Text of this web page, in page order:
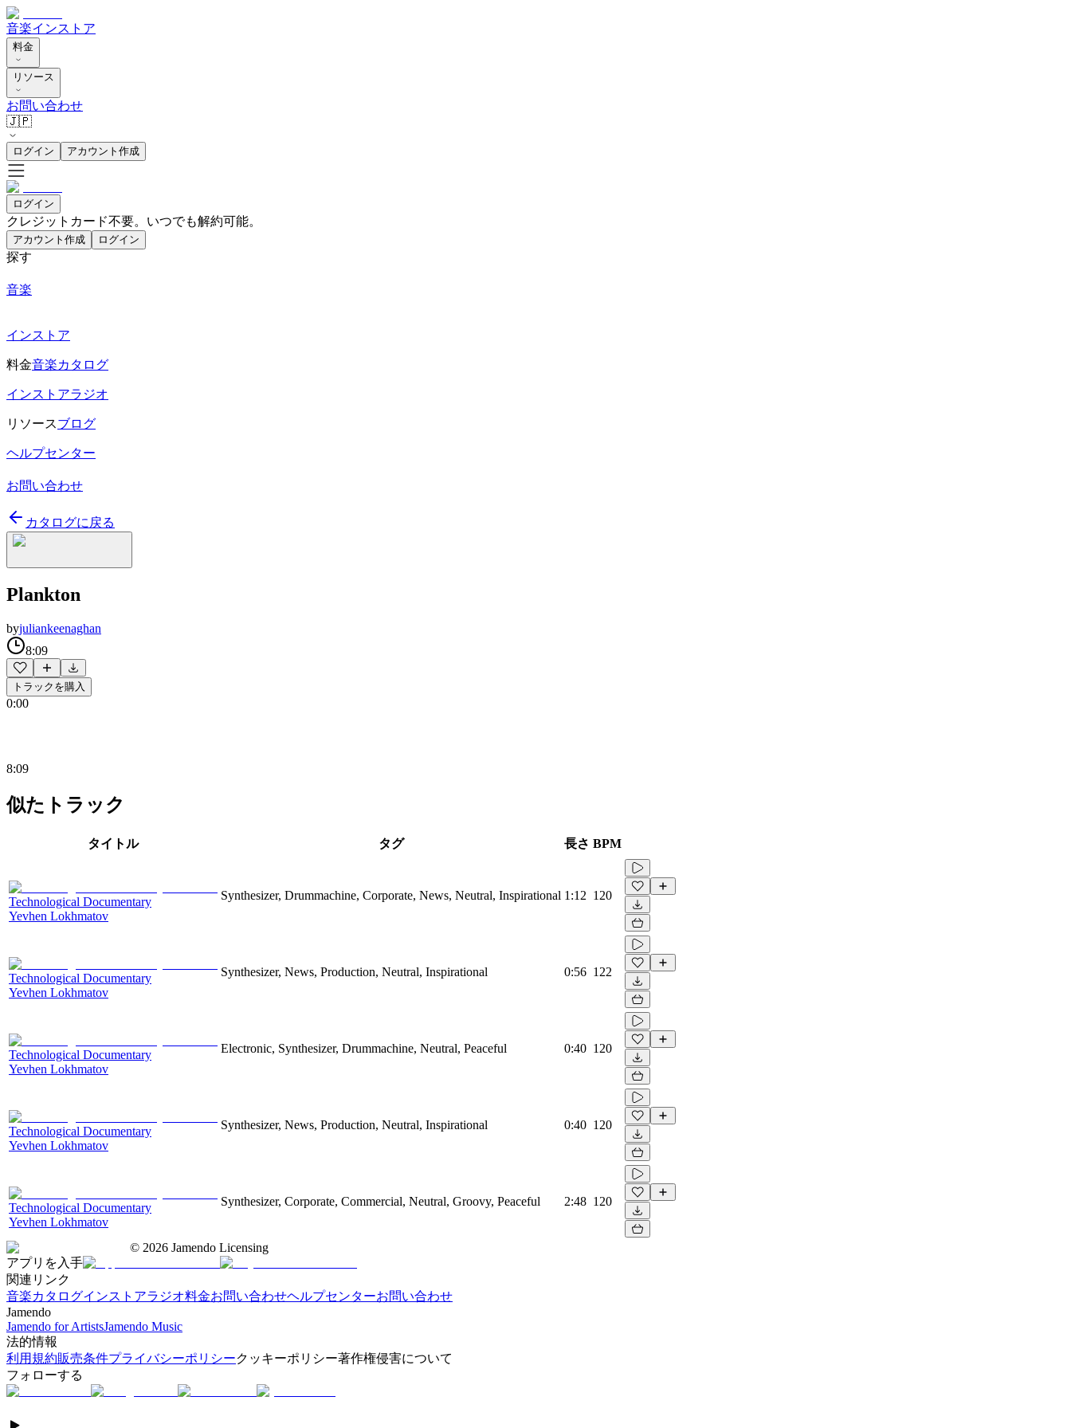
音楽インストア
料金
リソース
お問い合わせ
🇯🇵
ログイン アカウント作成
ログイン
クレジットカード不要。いつでも解約可能。
アカウント作成 ログイン
探す
音楽
インストア
料金音楽カタログ
インストアラジオ
リソースブログ
ヘルプセンター
お問い合わせ
カタログに戻る
Plankton
byjuliankeenaghan
8:09
トラックを購入
0:00
8:09
似たトラック
タイトル タグ 長さ BPM
Technological Documentary
Yevhen Lokhmatov
Synthesizer, Drummachine, Corporate, News, Neutral, Inspirational 1:12 120
Technological Documentary
Yevhen Lokhmatov
Synthesizer, News, Production, Neutral, Inspirational 0:56 122
Technological Documentary
Yevhen Lokhmatov
Electronic, Synthesizer, Drummachine, Neutral, Peaceful 0:40 120
Technological Documentary
Yevhen Lokhmatov
Synthesizer, News, Production, Neutral, Inspirational 0:40 120
Technological Documentary
Yevhen Lokhmatov
Synthesizer, Corporate, Commercial, Neutral, Groovy, Peaceful 2:48 120
© 2026 Jamendo Licensing
アプリを入手
関連リンク
音楽カタログインストアラジオ料金お問い合わせヘルプセンターお問い合わせ
Jamendo
Jamendo for ArtistsJamendo Music
法的情報
利用規約販売条件プライバシーポリシークッキーポリシー著作権侵害について
フォローする